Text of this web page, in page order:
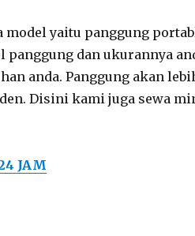
yaitu panggung
dan ukurannya
anda. Panggung akan
Disini kami juga sewa
JAM